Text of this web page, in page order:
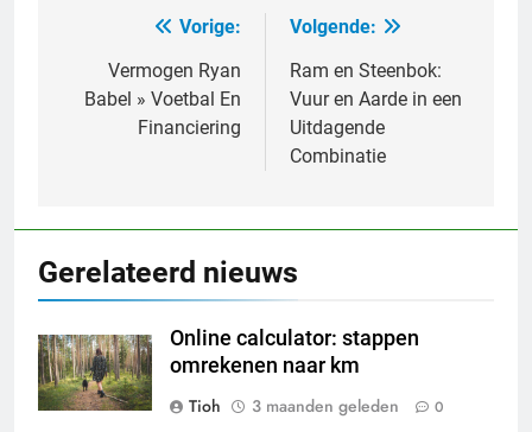
navigatie
Vorige:
Vermogen Ryan
Babel » Voetbal En
Financiering
Volgende:
Ram en Steenbok:
Vuur en Aarde in een
Uitdagende
Combinatie
Gerelateerd nieuws
Online calculator: stappen
omrekenen naar km
Tioh
3 maanden geleden 0